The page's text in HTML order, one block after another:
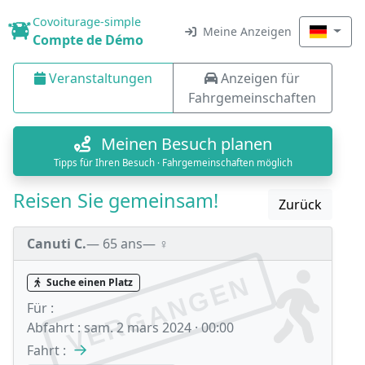
Covoiturage-simple
Compte de Démo Meine Anzeigen
Veranstaltungen
Anzeigen für
Fahrgemeinschaften
Meinen Besuch planen
Tipps für Ihren Besuch · Fahrgemeinschaften möglich
Reisen Sie gemeinsam! Zurück
Canuti C.— 65 ans— ♀️
VERGANGEN
Suche einen Platz
Für :
Abfahrt : sam. 2 mars 2024 · 00:00
Fahrt : →